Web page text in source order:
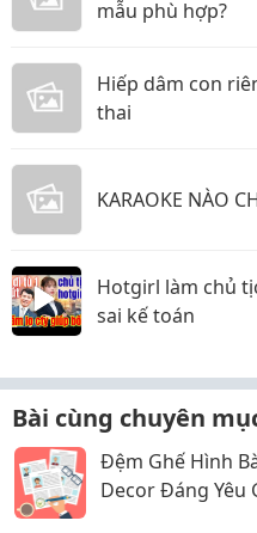
mẫu phù hợp?
Hiếp dâm con
thai
KARAOKE NÀO
Hotgirl làm chủ
sai kế toán
Bài cùng chuyên
Đệm Ghế Hình
Decor Đáng Yêu